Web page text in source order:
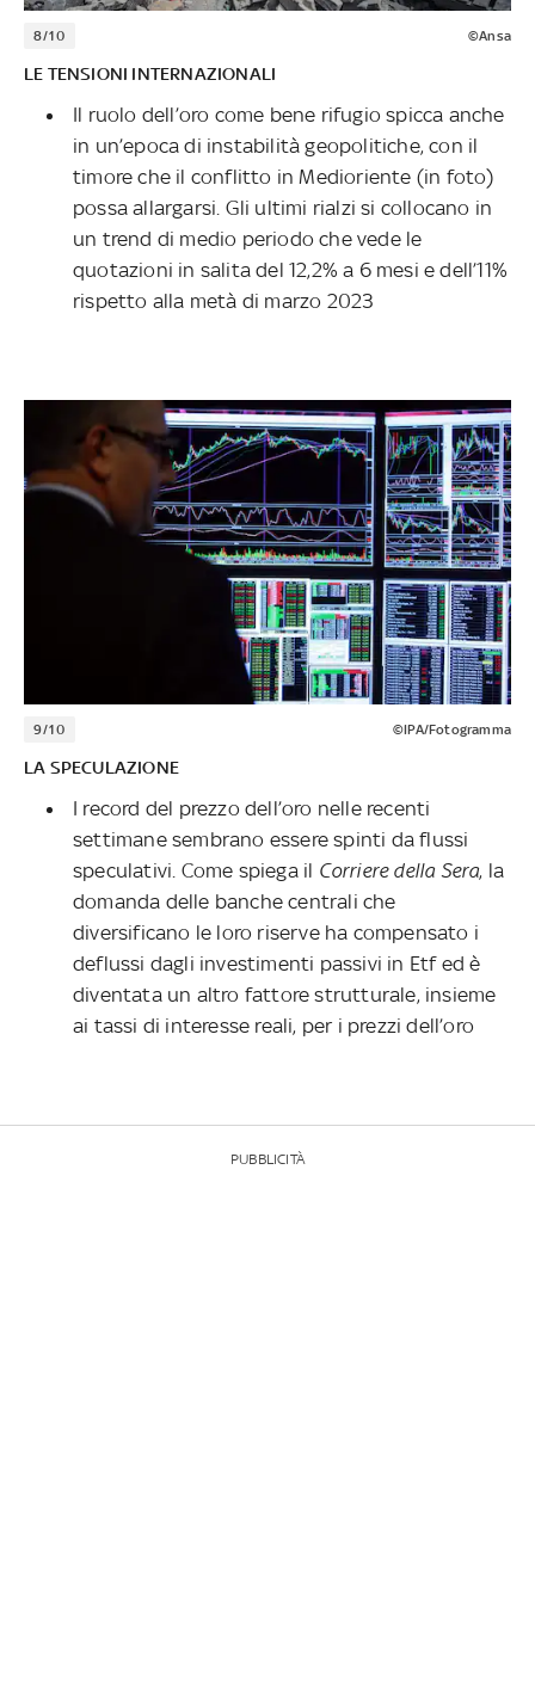
8/10 ©Ansa
LE TENSIONI INTERNAZIONALI
Il ruolo dell’oro come bene rifugio spicca anche
in un’epoca di instabilità geopolitiche, con il
timore che il conflitto in Medioriente (in foto)
possa allargarsi. Gli ultimi rialzi si collocano in
un trend di medio periodo che vede le
quotazioni in salita del 12,2% a 6 mesi e dell’11%
rispetto alla metà di marzo 2023
9/10 ©IPA/Fotogramma
LA SPECULAZIONE
I record del prezzo dell’oro nelle recenti
settimane sembrano essere spinti da flussi
speculativi. Come spiega il Corriere della Sera, la
domanda delle banche centrali che
diversificano le loro riserve ha compensato i
deflussi dagli investimenti passivi in Etf ed è
diventata un altro fattore strutturale, insieme
ai tassi di interesse reali, per i prezzi dell’oro
PUBBLICITÀ